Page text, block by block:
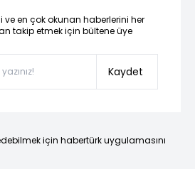
ve en çok okunan haberlerini her
takip etmek için bültene üye
Kaydet
için habertürk uygulamasını